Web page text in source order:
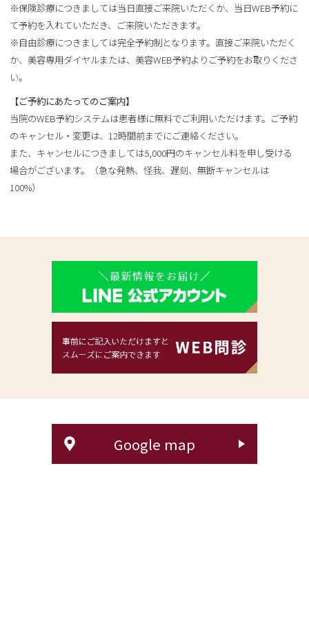
※保険診療につきましては当日直接ご来院いただくか、当日WEB予約に
て予約を入れていただき、ご来院いただきます。
※自由診療につきましては完全予約制となります。直接ご来院いただく
か、美容専用ダイヤルまたは、美容WEB予約よりご予約をお取りくださ
い。
【ご予約にあたってのご案内】
当院のWEB予約システムは患者様に無料でご利用いただけます。ご予約
のキャンセル・変更は、12時間前までにご連絡ください。
また、キャンセルにつきましては5,000円のキャンセル料を申し受ける
場合がございます。（急な発熱、怪我、遅刻、無断キャンセルは
100%）
Google map